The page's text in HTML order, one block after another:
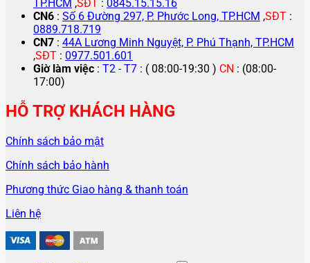
TP.HCM ,SĐT : 0845.15.15.16
CN6 : Số 6 Đường 297, P. Phước Long, TP.HCM ,SĐT :
0889.718.719
CN7 : 44A Lương Minh Nguyệt, P. Phú Thạnh, TP.HCM
,SĐT : 0977.501.601
Giờ làm việc : T2 - T7 : ( 08:00-19:30 ) CN : (08:00-
17:00)
HỖ TRỢ KHÁCH HÀNG
Chính sách bảo mật
Chính sách bảo hành
Phương thức Giao hàng & thanh toán
Liên hệ